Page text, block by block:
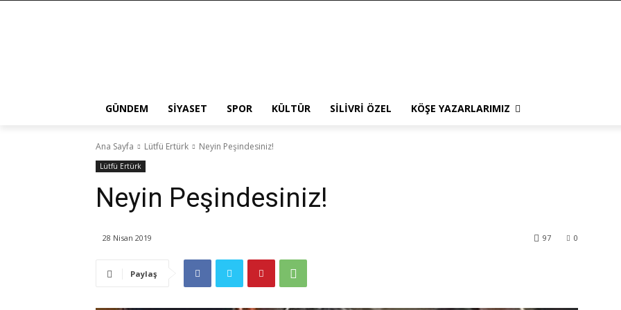
GÜNDEM SIYASET SPOR KÜLTÜR SILIVRI ÖZEL KÖŞE YAZARLARIMIZ
Ana Sayfa Lütfü Ertürk Neyin Peşindesiniz!
Lütfü Ertürk
Neyin Peşindesiniz!
28 Nisan 2019 0
97
Paylaş